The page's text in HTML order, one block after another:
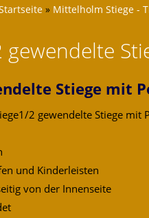
» Mittelholm Stiege -
gewendelte
Stiege mit
2 gewendelte Stiege mit
und Kinderleisten
von der Innenseite